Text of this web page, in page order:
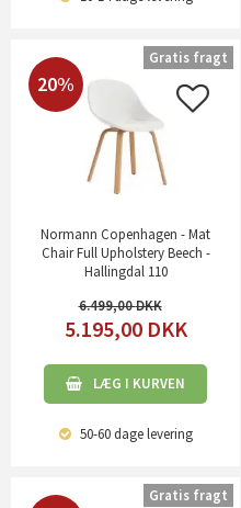
20%
Normann Copenhagen - Mat
Chair Full Upholstery Beech -
Hallingdal 110
6.499,00
5.195,00 DKK
LÆG I KURVEN
50-60 dagelevering
Gratis fragt
Gratis fragt